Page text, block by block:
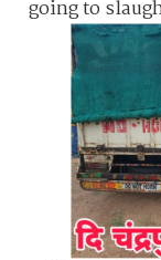
going to